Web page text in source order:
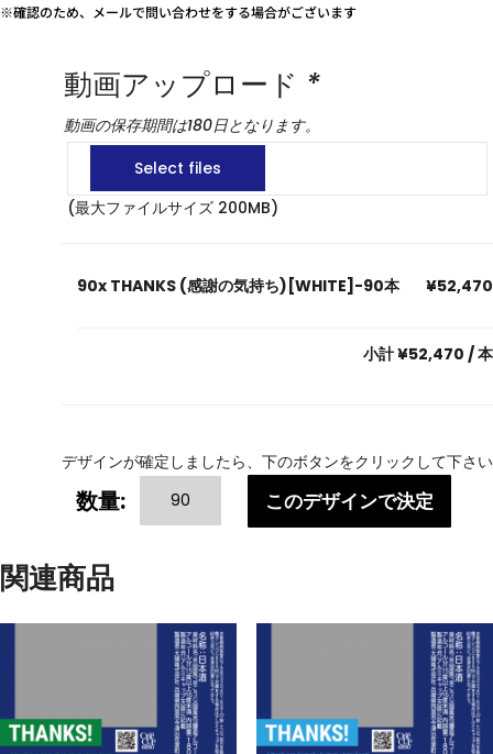
※確認のため、メールで問い合わせをする場合がございます
動画アップロード *
動画の保存期間は180日となります。
(最大ファイルサイズ 200MB)
90x THANKS (感謝の気持ち)[WHITE]-90本 ¥52,470
小計¥52,470 / 本
デザインが確定しましたら、下のボタンをクリックして下さい
数量:
[WHITE]-90
このデザインで決定
関連商品